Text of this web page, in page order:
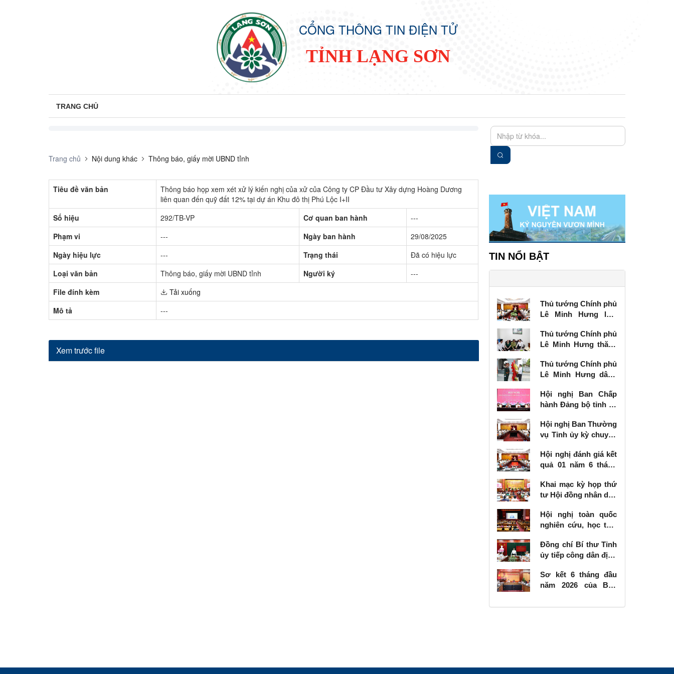
CỔNG THÔNG TIN ĐIỆN TỬ
TỈNH LẠNG SƠN
TRANG CHỦ
Trang chủ Nội dung khác Thông báo, giấy mời UBND tỉnh
Tiêu đề văn bản
Thông báo họp xem xét xử lý kiến nghị của xử của Công ty CP Đầu tư Xây dựng Hoàng Dương
liên quan đến quỹ đất 12% tại dự án Khu đô thị Phú Lộc I+II
Số hiệu
292/TB-VP Cơ quan ban hành
---
Phạm vi
--- Ngày ban hành
29/08/2025
Ngày hiệu lực
--- Trạng thái
Đã có hiệu lực
Loại văn bản
Thông báo, giấy mời UBND tỉnh Người ký
---
File đính kèm
Tải xuống
Mô tả
---
Xem trước file
TIN NỔI BẬT
Thủ tướng Chính phủ
Lê Minh Hưng làm
vụ Tỉnh ủy Lạng Sơn
Thủ tướng Chính phủ
Lê Minh Hưng thăm,
binh tại Lạng Sơn
Thủ tướng Chính phủ
Lê Minh Hưng dâng
các Anh hùng liệt sĩ
tại Lạng Sơn
Hội nghị Ban Chấp
hành Đảng bộ tỉnh kỳ
Hội nghị Ban Thường
vụ Tỉnh ủy kỳ chuyên
Hội nghị đánh giá kết
quả 01 năm 6 tháng
số 57-NQ/TW
Khai mạc kỳ họp thứ
tư Hội đồng nhân dân
kỳ 2026 - 2031
Hội nghị toàn quốc
nghiên cứu, học tập,
khai thực hiện Nghị
quyết số 10-NQ/TW
phát triển kinh tế có
vốn đầu tư nước
Đồng chí Bí thư Tỉnh
ủy tiếp công dân định
Sơ kết 6 tháng đầu
năm 2026 của Ban
các công trình, dự án